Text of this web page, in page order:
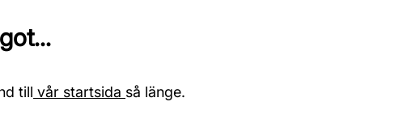
till vår startsida så länge.